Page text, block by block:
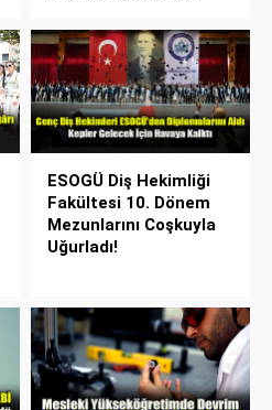
ESOGÜ Diş Hekimliği
Fakültesi 10. Dönem
Mezunlarını Coşkuyla
Uğurladı!